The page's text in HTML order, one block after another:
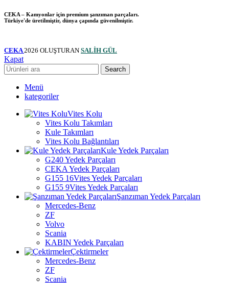
CEKA – Kamyonlar için premium şanzıman parçaları.
Türkiye'de üretilmiştir, dünya çapında güvenilmiştir.
CEKA2026 OLUŞTURAN SALİH GÜL
Kapat
Search
Menü
kategoriler
Vites Kolu
Vites Kolu Takımları
Kule Takımları
Vites Kolu Bağlantıları
Kule Yedek Parçaları
G240 Yedek Parçaları
CEKA Yedek Parçaları
G155 16Vites Yedek Parçaları
G155 9Vites Yedek Parçaları
Şanzıman Yedek Parçaları
Mercedes-Benz
ZF
Volvo
Scania
KABIN Yedek Parçaları
Çektirmeler
Mercedes-Benz
ZF
Scania